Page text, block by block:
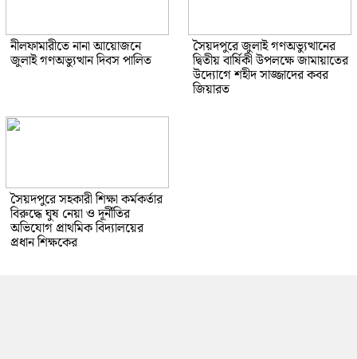
নীলফামারীতে নানা আয়োজনে
জুলাই গণঅভ্যুত্থান দিবস পালিত
সৈয়দপুরে জুলাই গণঅভ্যুত্থানের
দ্বিতীয় বার্ষিকী উপলক্ষে জামায়াতের
উদ্যোগে শহীদ সাজ্জাদের কবর
জিয়ারত
সৈয়দপুরে সহকারী শিক্ষা কর্মকর্তার
বিরুদ্ধে ঘুষ নেয়া ও দূর্নীতির
অভিযোগ প্রাথমিক বিদ্যালয়ের
প্রধান শিক্ষকের